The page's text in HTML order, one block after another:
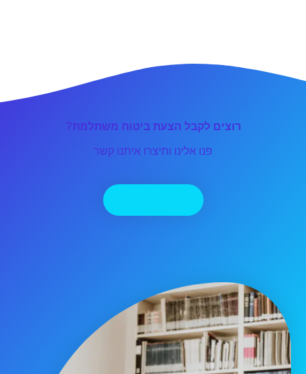
רוצים לקבל הצעת ביטוח משתלמת?
פנו אלינו ותיצרו איתנו קשר